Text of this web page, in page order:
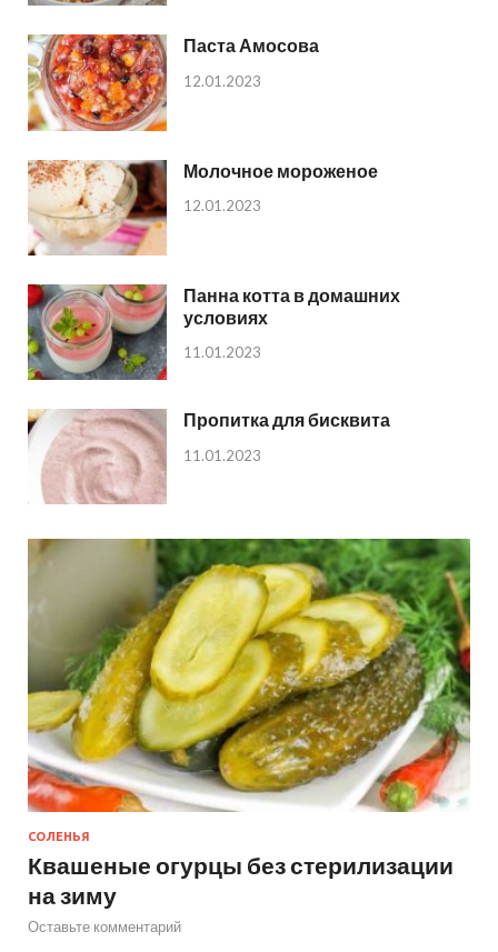
Паста Амосова
12.01.2023
Молочное мороженое
12.01.2023
Панна котта в домашних
условиях
11.01.2023
Пропитка для бисквита
11.01.2023
СОЛЕНЬЯ
Квашеные огурцы без стерилизации
на зиму
Оставьте комментарий